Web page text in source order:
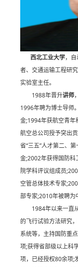
西北工业大学，自
者、交通运输工程研
实验室主任。
1988年晋升讲师
1996年聘为博士导师
金;1994年获航空青
航空总公司授予突出
省“三五”人才第二、
金;2002年获得国防
院学科评议组成员
空管总体技术专家
部专家;2010年被聘为
1984年以来一直从
的飞行试验方法研究
系统等，主持国防重
项;获得省部级以上科
项，已经授权80余项;